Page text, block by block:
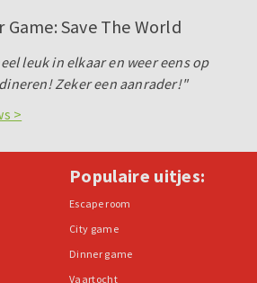
Game: Save The World
leuk in elkaar en weer eens op
Zeker een aanrader!"
>
Populaire uitjes:
Escape room
City game
Dinner game
Vaartocht